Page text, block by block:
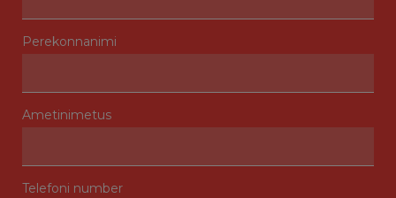
Perekonnanimi
Ametinimetus
Telefoni number